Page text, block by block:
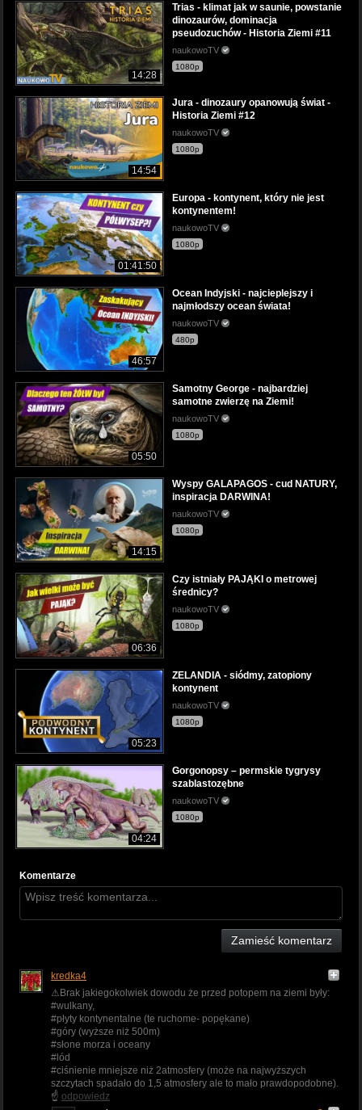
14:28
Trias - klimat jak w saunie, powstanie
dinozaurów, dominacja
pseudozuchów - Historia Ziemi #11
naukowoTV
1080p
14:54
Jura - dinozaury opanowują świat -
Historia Ziemi #12
naukowoTV
1080p
01:41:50
Europa - kontynent, który nie jest
kontynentem!
naukowoTV
1080p
46:57
Ocean Indyjski - najcieplejszy i
najmłodszy ocean świata!
naukowoTV
480p
05:50
Samotny George - najbardziej
samotne zwierzę na Ziemi!
naukowoTV
1080p
14:15
Wyspy GALAPAGOS - cud NATURY,
inspiracja DARWINA!
naukowoTV
1080p
06:36
Czy istniały PAJĄKI o metrowej
średnicy?
naukowoTV
1080p
05:23
ZELANDIA - siódmy, zatopiony
kontynent
naukowoTV
1080p
04:24
Gorgonopsy – permskie tygrysy
szablastozębne
naukowoTV
1080p
Komentarze
Zamieść komentarz
kredka4
⚠Brak jakiegokolwiek dowodu że przed potopem na ziemi były:
#wulkany,
#płyty kontynentalne (te ruchome- popękane)
#góry (wyższe niż 500m)
#słone morza i oceany
#lód
#ciśnienie mniejsze niż 2atmosfery (może na najwyższych
szczytach spadało do 1,5 atmosfery ale to mało prawdopodobne).
☝ odpowiedz